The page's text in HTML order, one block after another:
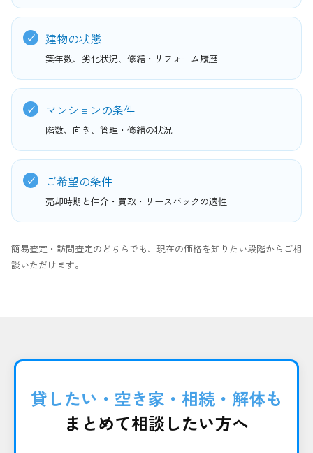
建物の状態
築年数、劣化状況、修繕・リフォーム履歴
マンションの条件
階数、向き、管理・修繕の状況
ご希望の条件
売却時期と仲介・買取・リースバックの適性
簡易査定・訪問査定のどちらでも、現在の価格を知りたい段階からご相
談いただけます。
貸したい・空き家・相続・解体も
まとめて相談したい方へ